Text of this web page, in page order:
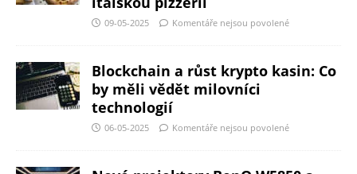
09-05-2025 Komentáře nejsou povolené
Blockchain a růst krypto kasin: Co
by měli vědět milovníci
technologií
06-05-2025 Komentáře nejsou povolené